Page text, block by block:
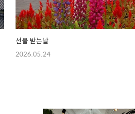
선물 받는날
2026.05.24